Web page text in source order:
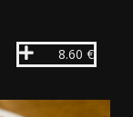
8.60 €